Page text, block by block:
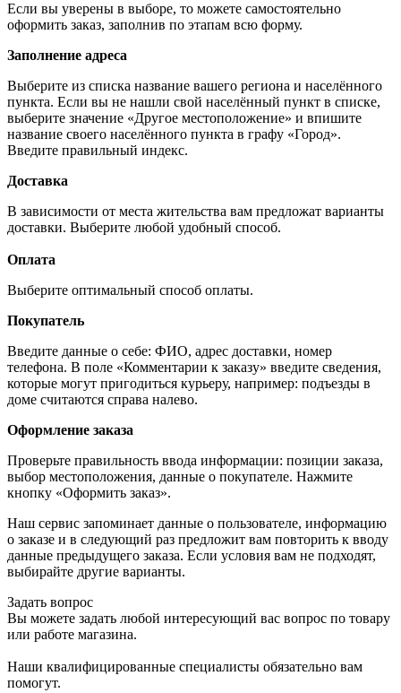
Если вы уверены в выборе, то можете самостоятельно
оформить заказ, заполнив по этапам всю форму.
Заполнение адреса
Выберите из списка название вашего региона и населённого
пункта. Если вы не нашли свой населённый пункт в списке,
выберите значение «Другое местоположение» и впишите
название своего населённого пункта в графу «Город».
Введите правильный индекс.
Доставка
В зависимости от места жительства вам предложат варианты
доставки. Выберите любой удобный способ.
Оплата
Выберите оптимальный способ оплаты.
Покупатель
Введите данные о себе: ФИО, адрес доставки, номер
телефона. В поле «Комментарии к заказу» введите сведения,
которые могут пригодиться курьеру, например: подъезды в
доме считаются справа налево.
Оформление заказа
Проверьте правильность ввода информации: позиции заказа,
выбор местоположения, данные о покупателе. Нажмите
кнопку «Оформить заказ».
Наш сервис запоминает данные о пользователе, информацию
о заказе и в следующий раз предложит вам повторить к вводу
данные предыдущего заказа. Если условия вам не подходят,
выбирайте другие варианты.
Задать вопрос
Вы можете задать любой интересующий вас вопрос по товару
или работе магазина.
Наши квалифицированные специалисты обязательно вам
помогут.